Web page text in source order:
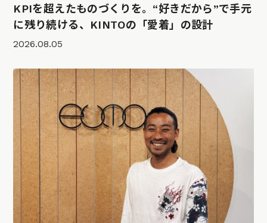
KPIを超えたものづくりを。“好きだから”で手元
に残り続ける、KINTOの「愛着」の設計
2026.08.05